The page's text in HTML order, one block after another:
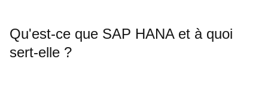
Qu'est-ce que SAP HANA et à quoi
sert-elle ?